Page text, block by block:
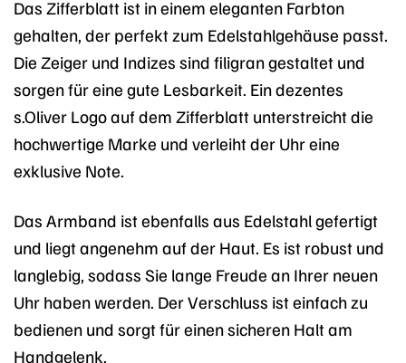
Das Zifferblatt ist in einem eleganten Farbton
gehalten, der perfekt zum Edelstahlgehäuse passt.
Die Zeiger und Indizes sind filigran gestaltet und
sorgen für eine gute Lesbarkeit. Ein dezentes
s.Oliver Logo auf dem Zifferblatt unterstreicht die
hochwertige Marke und verleiht der Uhr eine
exklusive Note.
Das Armband ist ebenfalls aus Edelstahl gefertigt
und liegt angenehm auf der Haut. Es ist robust und
langlebig, sodass Sie lange Freude an Ihrer neuen
Uhr haben werden. Der Verschluss ist einfach zu
bedienen und sorgt für einen sicheren Halt am
Handgelenk.